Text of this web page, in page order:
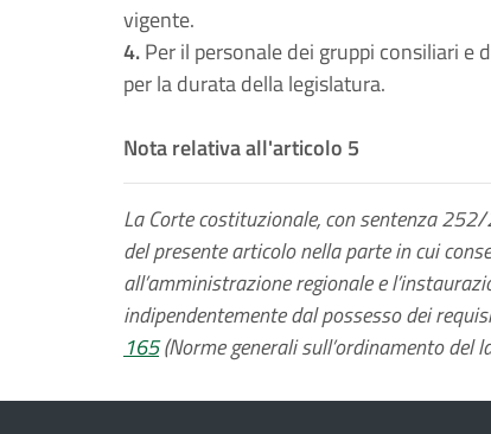
vigente.
4.Per il personale dei gruppi consiliari
per la durata della legislatura.
Nota relativa all'articolo 5
La Corte costituzionale, con sentenza
del presente articolo nella parte in cui
all’amministrazione regionale e
indipendentemente dal possesso dei
165(Norme generali sull’ordinamento del